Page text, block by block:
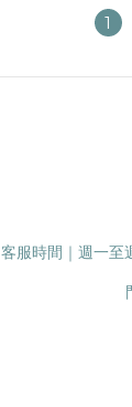
1
客服時間｜週一至